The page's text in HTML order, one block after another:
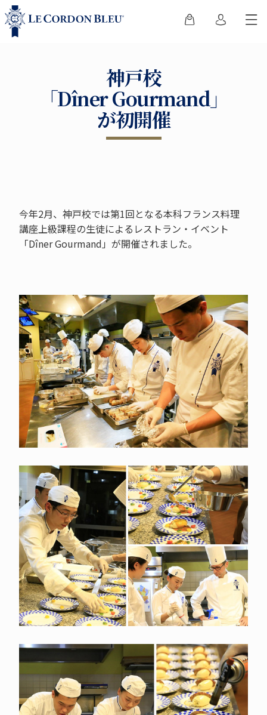
神戸校
「Dîner Gourmand」
が初開催
今年2月、神戸校では第1回となる本科フランス料理
講座上級課程の生徒によるレストラン・イベント
「Dîner Gourmand」が開催されました。